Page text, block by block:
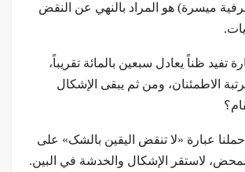
ميسرة) هو المراد بالنهي عن النقض
تفيد ظناً يعادل سبعين بالمائة تقريباً،
الاطمئنان، ومن ثم يبقى الإشكال
حملنا عبارة «لا تنقض اليقين بالشک» على
لاستقر الإشكال والخدشة في البين.